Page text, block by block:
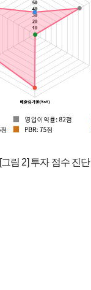
[그림 2] 투자 점수 진단